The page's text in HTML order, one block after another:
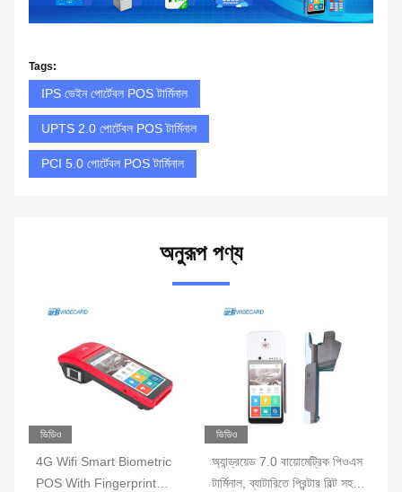
Tags:
IPS ভেইন পোর্টেবল POS টার্মিনাল
UPTS 2.0 পোর্টেবল POS টার্মিনাল
PCI 5.0 পোর্টেবল POS টার্মিনাল
অনুরূপ পণ্য
ভিডিও
4G Wifi Smart Biometric
POS With Fingerprint
ভিডিও
অ্যান্ড্রয়েড 7.0 বায়োমেট্রিক পিওএস
টার্মিনাল, ব্যাটারিতে প্রিন্টার বিল্ট সহ